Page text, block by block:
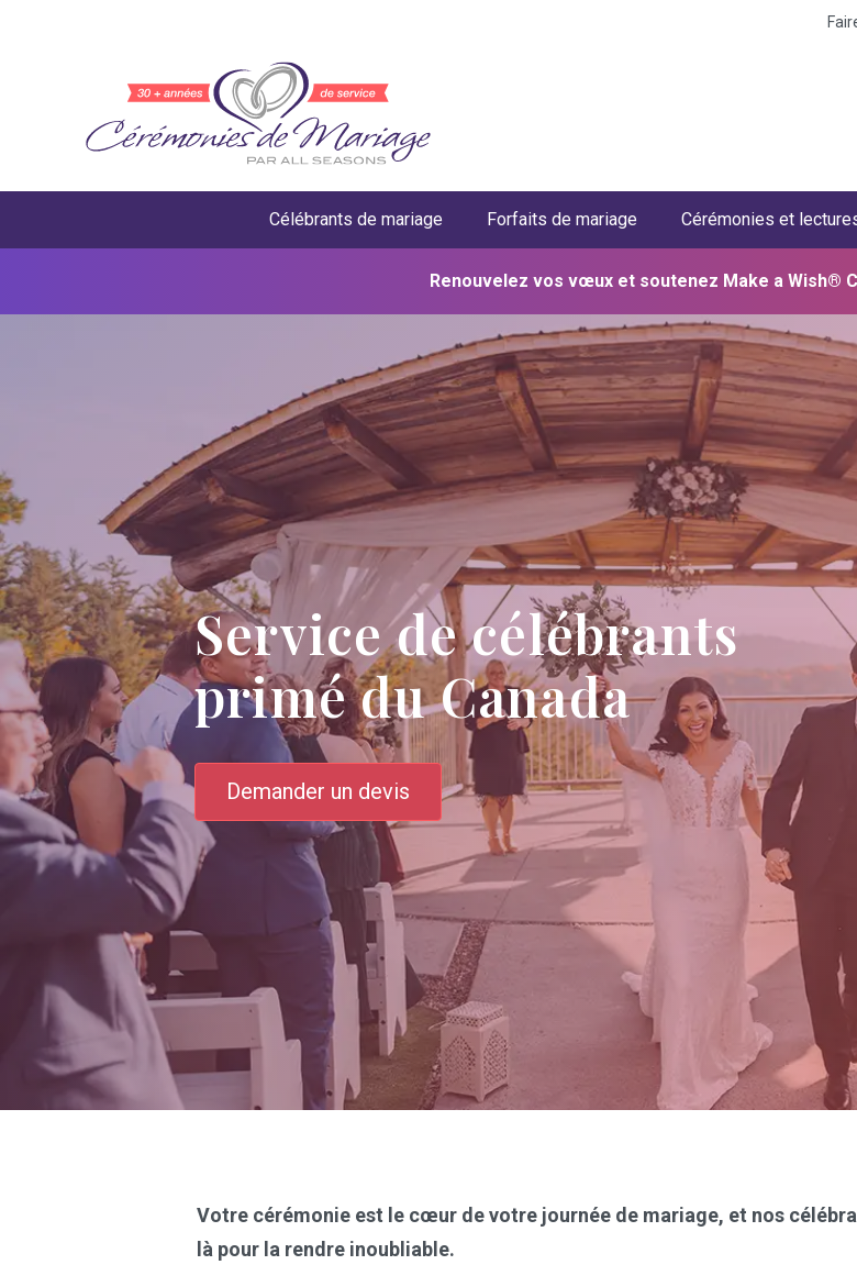
Célébrants de mariage Forfaits de mariage Cérémonies et
Renouvelez vos vœux et soutenez Make a Wish®
Service de célébrants
primé du Canada
Demander un devis
Votre cérémonie est le cœur de votre journée de mariage, et nos
là pour la rendre inoubliable.